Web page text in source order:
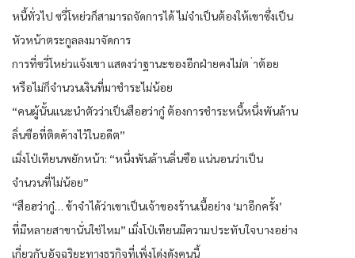
หนี้ทั่วไป ซวี่โหย่วก็สามารถจัดการได้ ไม่จำเป็นต้องให้เขาซึ่งเป็น
หัวหน้าตระกูลลงมาจัดการ
การที่ซวี่โหย่วแจ้งเขา แสดงว่าฐานะของอีกฝ่ายคงไม่ต ่าต้อย
หรือไม่ก็จำนวนเงินที่มาชำระไม่น้อย
“คนผู้นั้นแนะนำตัวว่าเป็นสือฮว่ากู๋ ต้องการชำระหนี้หนึ่งพันล้าน
ลิ่นซือที่ติดค้างไว้ในอดีต”
เมิ่งโป่เทียนพยักหน้า: “หนึ่งพันล้านลิ่นซือ แน่นอนว่าเป็น
จำนวนที่ไม่น้อย”
“สือฮว่ากู๋… ข้าจำได้ว่าเขาเป็นเจ้าของร้านเนื้อย่าง ‘มาอีกครั้ง’
ที่มีหลายสาขานั่นใช่ไหม” เมิ่งโป่เทียนมีความประทับใจบางอย่าง
เกี่ยวกับอัจฉริยะทางธุรกิจที่เพิ่งโด่งดังคนนี้